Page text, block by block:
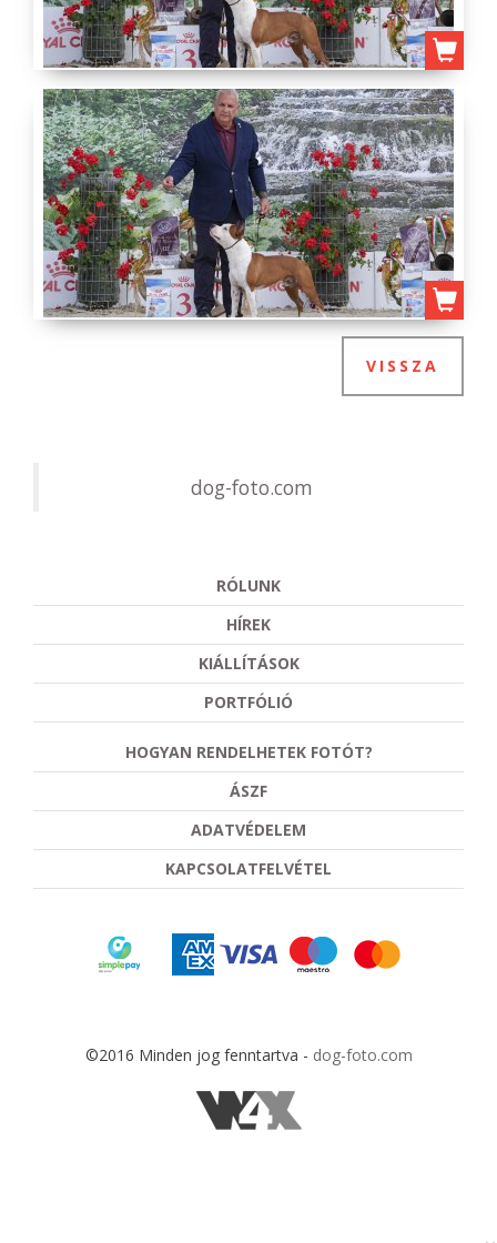
VISSZA
dog-foto.com
RÓLUNK
HÍREK
KIÁLLÍTÁSOK
PORTFÓLIÓ
HOGYAN RENDELHETEK FOTÓT?
ÁSZF
ADATVÉDELEM
KAPCSOLATFELVÉTEL
©2016 Minden jog fenntartva - dog-foto.com